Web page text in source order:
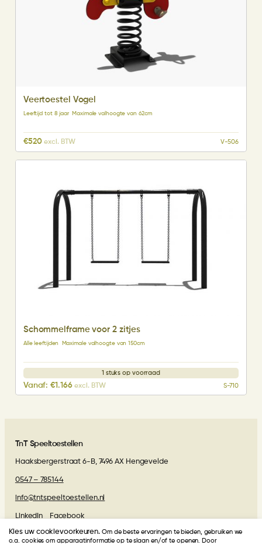
Veertoestel Vogel
Leeftijd tot 8 jaar Maximale valhoogte van 62cm
€520 excl. BTW V-506
Schommelframe voor 2 zitjes
Alle leeftijden Maximale valhoogte van 150cm
1 stuks op voorraad
Vanaf:€1.166 excl. BTW S-710
TnT Speeltoestellen
Haaksbergerstraat 6-B, 7496 AX Hengevelde
0547 – 785144
info@tntspeeltoestellen.nl
LinkedIn Facebook
Algemene voorwaarden
Kies uw cookievoorkeuren. Om de beste ervaringen te bieden, gebruiken we
o.a. cookies om apparaatinformatie op te slaan en/of te openen. Door